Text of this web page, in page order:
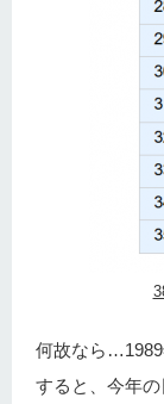
何故なら…1989
すると、今年